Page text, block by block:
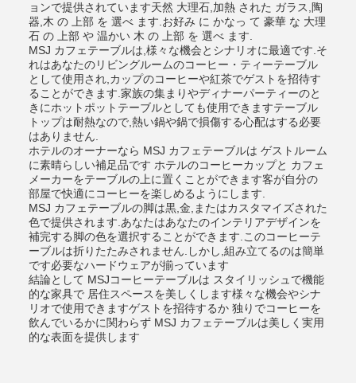
ョンで提供されています天然 大理石,加熱 された ガラス,陶
器,木 の 上部 を 選べ ます.お好み に かなっ て 豪華 な 大理
石 の 上部 や 温かい 木 の 上部 を 選べ ます.
MSJ カフェテーブルは,様々な機会とシナリオに最適です.そ
れはあなたのリビングルームのコーヒー・ティーテーブル
として使用され,カップのコーヒーや紅茶でゲストを招待す
ることができます.家族の集まりやディナーパーティーのと
きにホットポットテーブルとしても使用できますテーブル
トップは耐熱なので,熱い鍋や鍋で損傷する心配はする必要
はありません.
ホテルのオーナーなら MSJ カフェテーブルは ゲストルーム
に素晴らしい補足品です ホテルのコーヒーカップと カフェ
メーカーをテーブルの上に置くことができます客が自分の
部屋で快適にコーヒーを楽しめるようにします.
MSJ カフェテーブルの脚は黒,金,またはカスタマイズされた
色で提供されます.あなたはあなたのインテリアデザインを
補完する脚の色を選択することができます.このコーヒーテ
ーブルは折りたたみされません.しかし,組み立てるのは簡単
です必要なハードウェアが揃っています
結論として MSJコーヒーテーブルは スタイリッシュで機能
的な家具で 居住スペースを美しくします様々な機会やシナ
リオで使用できますゲストを招待するか 独りでコーヒーを
飲んでいるかに関わらず MSJ カフェテーブルは美しく実用
的な表面を提供します